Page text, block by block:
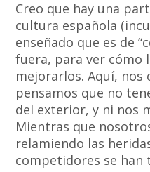
Creo que hay una
cultura española
enseñado que es de
fuera, para ver cómo
mejorarlos. Aquí, nos
pensamos que no
del exterior, y ni nos
Mientras que
relamiendo las
competidores se han